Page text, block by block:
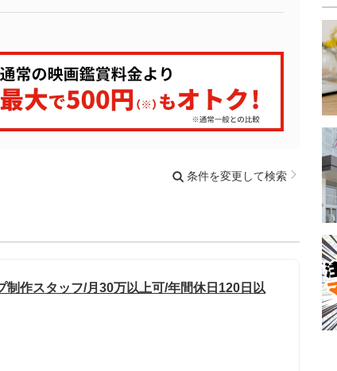
条件を変更して検索
作スタッフ/月30万以上可/年間休日120日以